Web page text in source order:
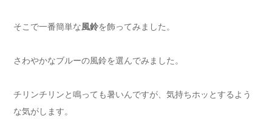
そこで一番簡単な風鈴を飾ってみました。
さわやかなブルーの風鈴を選んでみました。
チリンチリンと鳴っても暑いんですが、気持ちホッとするよう
な気がします。